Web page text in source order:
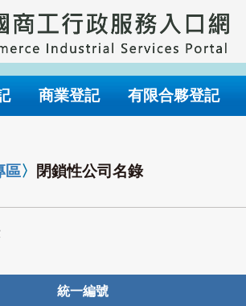
商業登記 有限合夥登記
區〉 閉鎖性公司名錄
統一編號